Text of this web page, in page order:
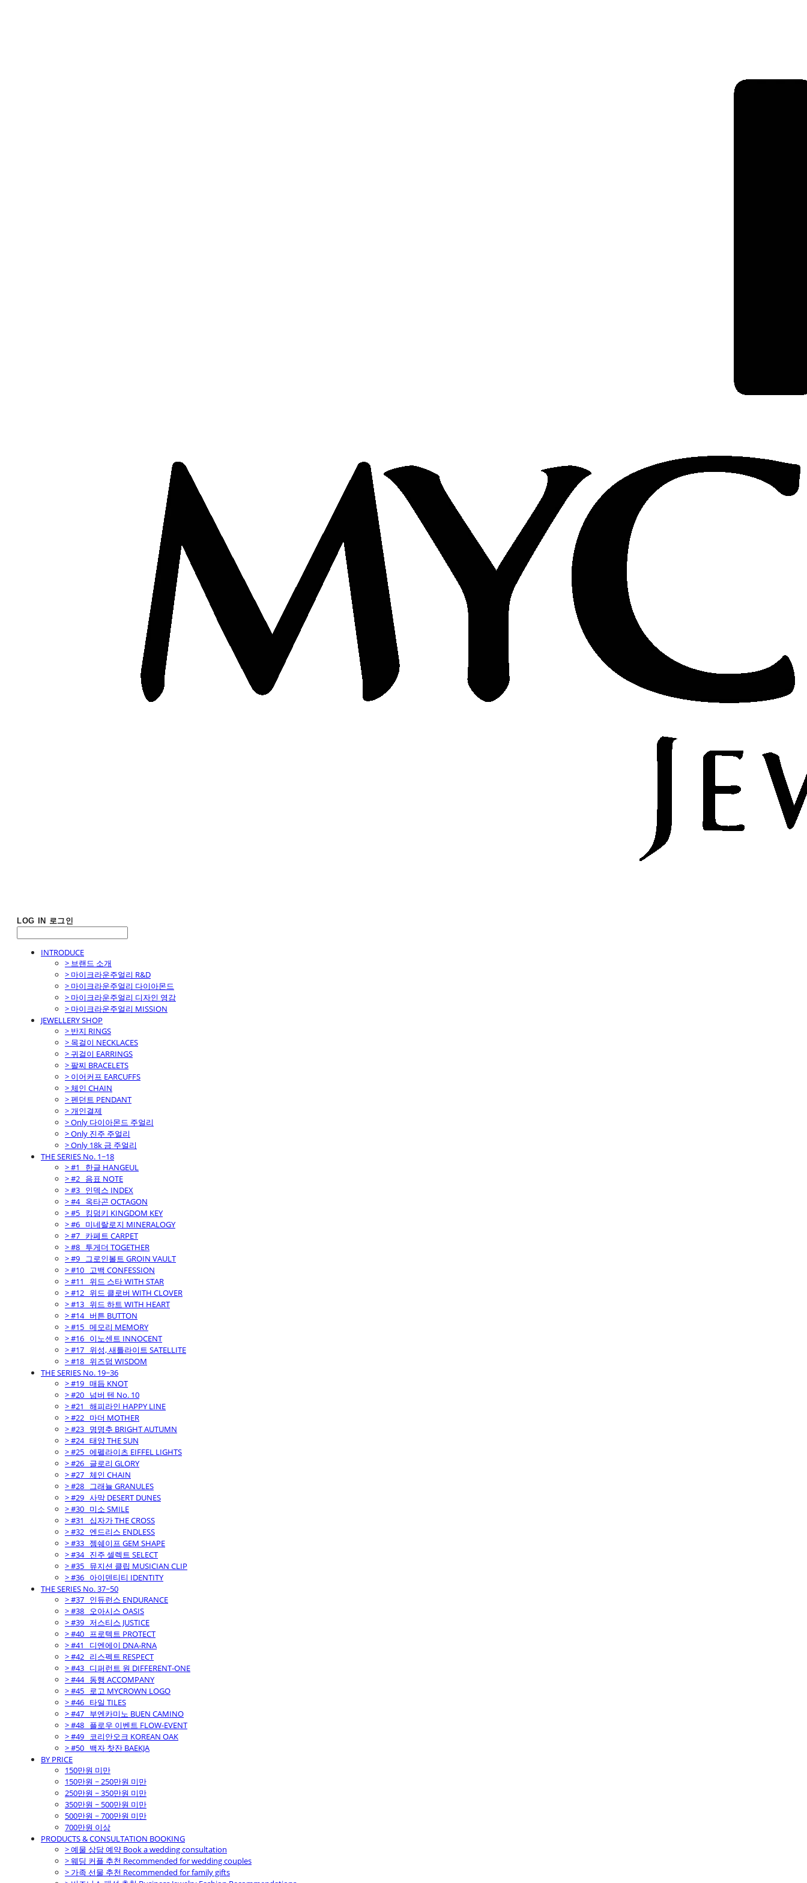
LOG IN 로그인
INTRODUCE
> 브랜드 소개
> 마이크라운주얼리 R&D
> 마이크라운주얼리 다이아몬드
> 마이크라운주얼리 디자인 영감
> 마이크라운주얼리 MISSION
JEWELLERY SHOP
> 반지 RINGS
> 목걸이 NECKLACES
> 귀걸이 EARRINGS
> 팔찌 BRACELETS
> 이어커프 EARCUFFS
> 체인 CHAIN
> 펜던트 PENDANT
> 개인결제
> Only 다이아몬드 주얼리
> Only 진주 주얼리
> Only 18k 금 주얼리
THE SERIES No. 1~18
> #1_ 한글 HANGEUL
> #2_ 음표 NOTE
> #3_ 인덱스 INDEX
> #4_ 옥타곤 OCTAGON
> #5_ 킹덤키 KINGDOM KEY
> #6_ 미네랄로지 MINERALOGY
> #7_ 카페트 CARPET
> #8_ 투게더 TOGETHER
> #9_ 그로인볼트 GROIN VAULT
> #10_ 고백 CONFESSION
> #11_ 위드 스타 WITH STAR
> #12_ 위드 클로버 WITH CLOVER
> #13_ 위드 하트 WITH HEART
> #14_ 버튼 BUTTON
> #15_ 메모리 MEMORY
> #16_ 이노센트 INNOCENT
> #17_ 위성, 새틀라이트 SATELLITE
> #18_ 위즈덤 WISDOM
THE SERIES No. 19~36
> #19_ 매듭 KNOT
> #20_ 넘버 텐 No. 10
> #21_ 해피라인 HAPPY LINE
> #22_ 마더 MOTHER
> #23_ 명명추 BRIGHT AUTUMN
> #24_ 태양 THE SUN
> #25_ 에펠라이츠 EIFFEL LIGHTS
> #26_ 글로리 GLORY
> #27_ 체인 CHAIN
> #28_ 그래뉼 GRANULES
> #29_ 사막 DESERT DUNES
> #30_ 미소 SMILE
> #31_ 십자가 THE CROSS
> #32_ 엔드리스 ENDLESS
> #33_ 젬쉐이프 GEM SHAPE
> #34_ 진주 셀렉트 SELECT
> #35_ 뮤지션 클립 MUSICIAN CLIP
> #36_ 아이덴티티 IDENTITY
THE SERIES No. 37~50
> #37_ 인듀런스 ENDURANCE
> #38_ 오아시스 OASIS
> #39_ 저스티스 JUSTICE
> #40_ 프로텍트 PROTECT
> #41_ 디엔에이 DNA-RNA
> #42_ 리스펙트 RESPECT
> #43_ 디퍼런트 원 DIFFERENT-ONE
> #44_ 동행 ACCOMPANY
> #45_ 로고 MYCROWN LOGO
> #46_ 타일 TILES
> #47_ 부엔카미노 BUEN CAMINO
> #48_ 플로우 이벤트 FLOW-EVENT
> #49_ 코리안오크 KOREAN OAK
> #50_ 백자 찻잔 BAEKJA
BY PRICE
150만원 미만
150만원 ~ 250만원 미만
250만원 ~ 350만원 미만
350만원 ~ 500만원 미만
500만원 ~ 700만원 미만
700만원 이상
PRODUCTS & CONSULTATION BOOKING
> 예물 상담 예약 Book a wedding consultation
> 웨딩 커플 추천 Recommended for wedding couples
> 가족 선물 추천 Recommended for family gifts